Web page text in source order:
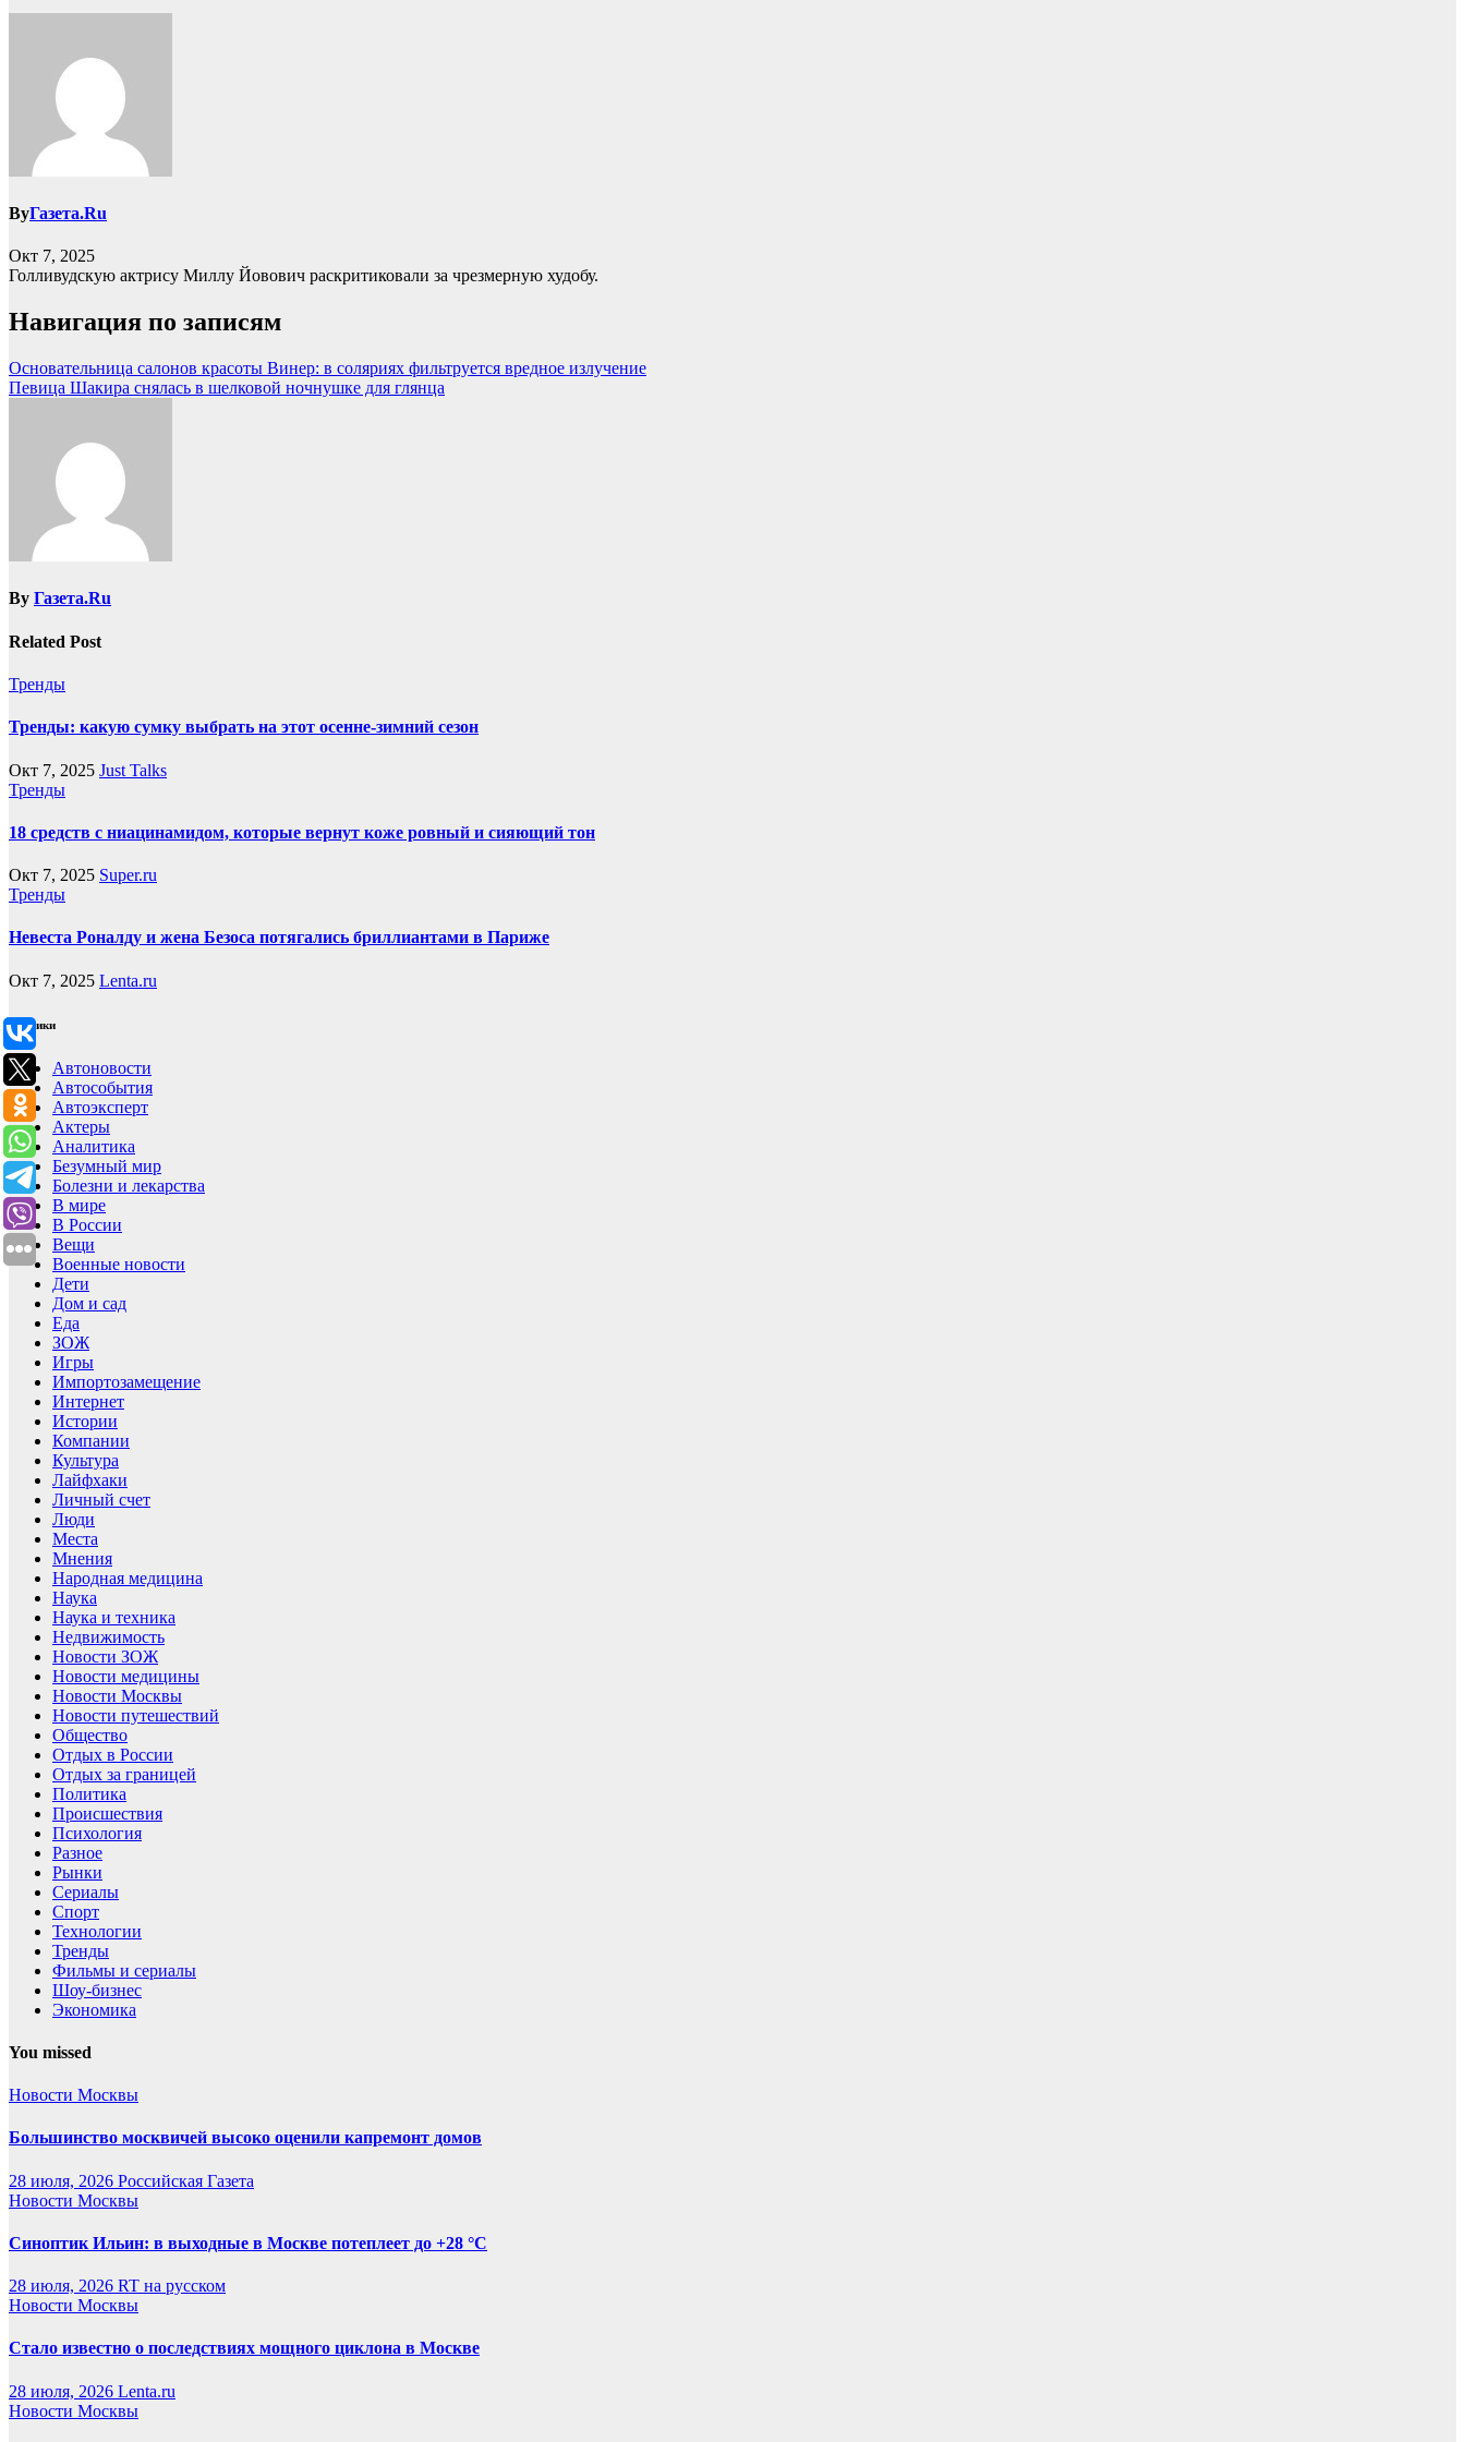
ByГазета.Ru
Окт 7, 2025
Голливудскую актрису Миллу Йовович раскритиковали за чрезмерную худобу.
Навигация по записям
Основательница салонов красоты Винер: в соляриях фильтруется вредное излучение
Певица Шакира снялась в шелковой ночнушке для глянца
By Газета.Ru
Related Post
Тренды
Тренды: какую сумку выбрать на этот осенне-зимний сезон
Окт 7, 2025 Just Talks
Тренды
18 средств с ниацинамидом, которые вернут коже ровный и сияющий тон
Окт 7, 2025 Super.ru
Тренды
Невеста Роналду и жена Безоса потягались бриллиантами в Париже
Окт 7, 2025 Lenta.ru
Рубрики
Автоновости
Автособытия
Автоэксперт
Актеры
Аналитика
Безумный мир
Болезни и лекарства
В мире
В России
Вещи
Военные новости
Дети
Дом и сад
Еда
ЗОЖ
Игры
Импортозамещение
Интернет
Истории
Компании
Культура
Лайфхаки
Личный счет
Люди
Места
Мнения
Народная медицина
Наука
Наука и техника
Недвижимость
Новости ЗОЖ
Новости медицины
Новости Москвы
Новости путешествий
Общество
Отдых в России
Отдых за границей
Политика
Происшествия
Психология
Разное
Рынки
Сериалы
Спорт
Технологии
Тренды
Фильмы и сериалы
Шоу-бизнес
Экономика
You missed
Новости Москвы
Большинство москвичей высоко оценили капремонт домов
28 июля, 2026 Российская Газета
Новости Москвы
Синоптик Ильин: в выходные в Москве потеплеет до +28 °C
28 июля, 2026 RT на русском
Новости Москвы
Стало известно о последствиях мощного циклона в Москве
28 июля, 2026 Lenta.ru
Новости Москвы